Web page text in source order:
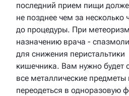
последний прием пищи
не позднее чем за несколько
до процедуры. При
назначению врача -
для снижения перистальтики
кишечника. Вам нужно будет
все металлические предметы
переодеться в одноразовую